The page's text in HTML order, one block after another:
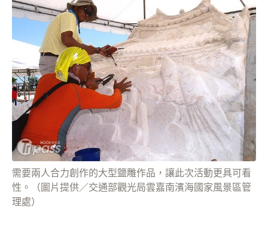
需要兩人合力創作的大型鹽雕作品，讓此次活動更具可看
性。（圖片提供／交通部觀光局雲嘉南濱海國家風景區管
理處）